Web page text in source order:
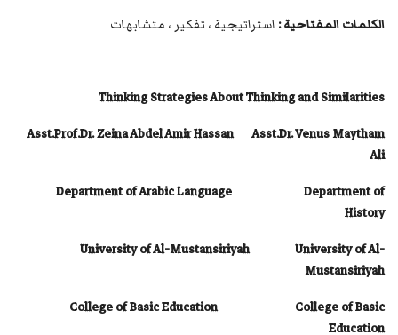
الكلمات المفتاحية : استراتيجية ، تفكير ، متشابهات
Thinking Strategies About Thinking and Similarities
Asst.Prof.Dr. Zeina Abdel Amir Hassan
Asst.Dr. Venus Maytham
Ali
Department of Arabic Language Department of
History
University of Al-Mustansiriyah University of Al-
Mustansiriyah
College of Basic Education College of Basic
Education